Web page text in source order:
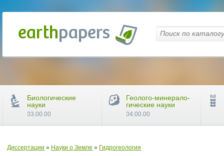
Диссертации » Науки о Земле » Гидрогеология
Биологические
науки
03.00.00
Геолого-минерало-
гические науки
04.00.00